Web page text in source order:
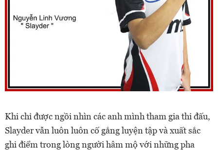
Khi chỉ được ngồi nhìn các anh mình tham gia thi đấu,
Slayder vẫn luôn luôn cố gắng luyện tập và xuất sắc
ghi điểm trong lòng người hâm mộ với những pha